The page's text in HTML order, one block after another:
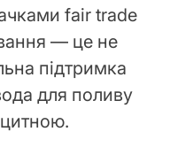
fair trade
— це не
підтримка
для поливу